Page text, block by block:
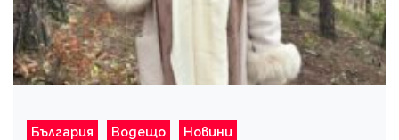
България Водещо Новини